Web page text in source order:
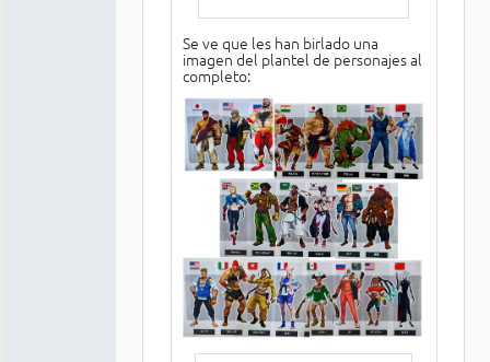
Se ve que les han birlado una
imagen del plantel de personajes al
completo: